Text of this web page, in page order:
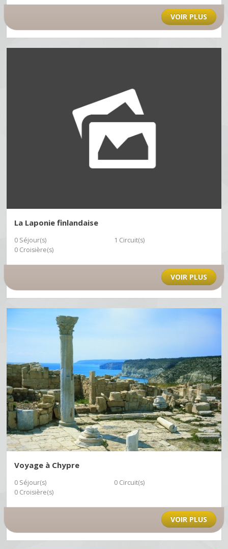
VOIR PLUS
La Laponie finlandaise
0 Séjour(s)
1 Circuit(s)
0 Croisière(s)
VOIR PLUS
Voyage à Chypre
0 Séjour(s)
0 Circuit(s)
0 Croisière(s)
VOIR PLUS